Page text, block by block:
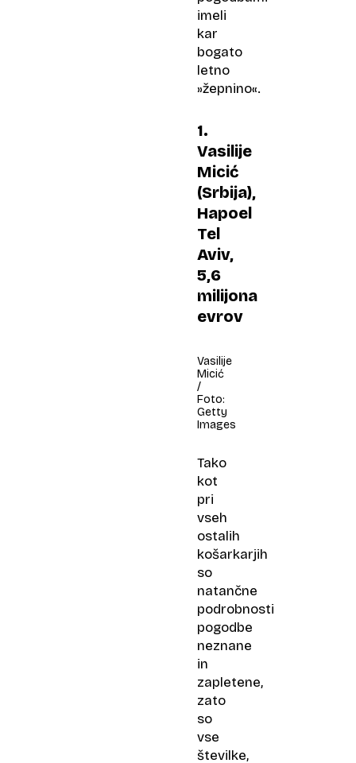
imeli
kar
bogato
letno
»žepnino«.
1.
Vasilije
Micić
(Srbija),
Hapoel
Tel
Aviv,
5,6
milijona
evrov
Vasilije
Micić
/
Foto:
Getty
Images
Tako
kot
pri
vseh
ostalih
košarkarjih
so
natančne
podrobnosti
pogodbe
neznane
in
zapletene,
zato
so
vse
številke,